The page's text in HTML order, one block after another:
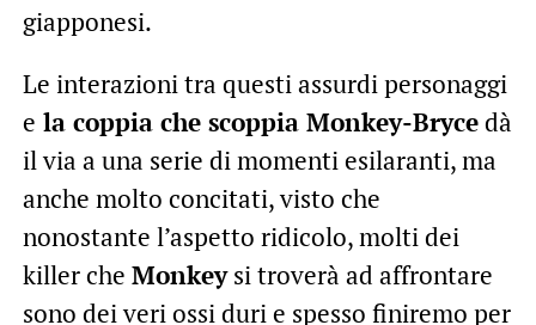
giapponesi.
Le interazioni tra questi assurdi personaggi
e la coppia che scoppia Monkey-Brycedà
il via a una serie di momenti esilaranti, ma
anche molto concitati, visto che
nonostante l’aspetto ridicolo, molti dei
killer che Monkeysi troverà ad affrontare
sono dei veri ossi duri e spesso finiremo per